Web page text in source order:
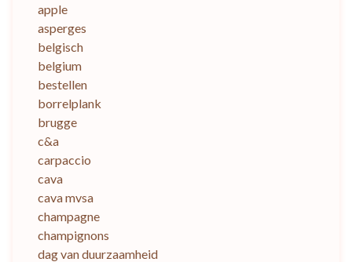
apple
asperges
belgisch
belgium
bestellen
borrelplank
brugge
c&a
carpaccio
cava
cava mvsa
champagne
champignons
dag van duurzaamheid